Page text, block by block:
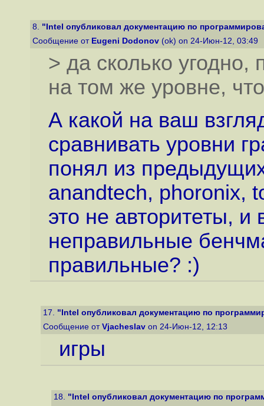
8. "Intel опубликовал документацию по
Сообщение от Eugeni Dodonov (ok) on 24-Июн-12, 03:49
> да сколько угодно,
на том же уровне,
А какой на ваш
сравнивать уровни
понял из
anandtech, phoronix,
это не авторитеты, и
неправильные
правильные? :)
17. "Intel опубликовал документацию по
Сообщение от Vjacheslav on 24-Июн-12, 12:13
игры
18. "Intel опубликовал документацию по